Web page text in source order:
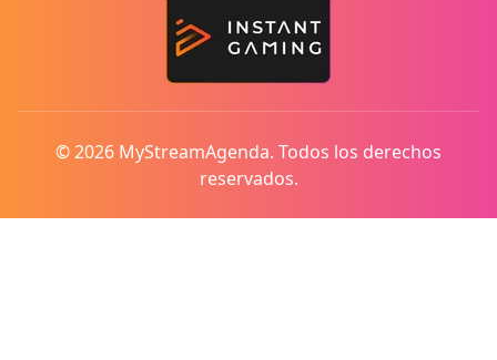
© 2026 MyStreamAgenda. Todos los derechos
reservados.